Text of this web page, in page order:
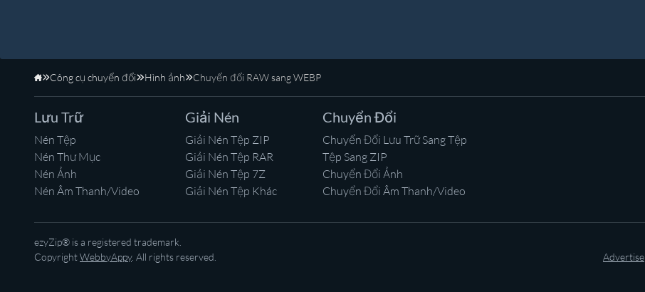
Trang Chủ
Công cụ chuyển đổi Hình ảnh Chuyển đổi RAW sang WEBP
Lưu Trữ
Nén Tệp
Nén Thư Mục
Nén Ảnh
Nén Âm Thanh/Video
Giải Nén
Giải Nén Tệp ZIP
Giải Nén Tệp RAR
Giải Nén Tệp 7Z
Giải Nén Tệp Khác
Chuyển Đổi
Chuyển Đổi Lưu Trữ Sang Tệp
Tệp Sang ZIP
Chuyển Đổi Ảnh
Chuyển Đổi Âm Thanh/Video
ezyZip® is a registered trademark.
CopyrightWebbyAppy. All rights reserved. Advertise